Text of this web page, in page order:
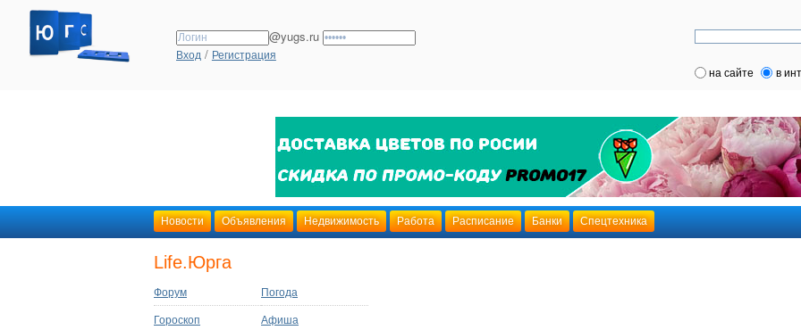
@yugs.ru
Вход / Регистрация
на сайте
в
Новости Объявления Недвижимость Работа Расписание Банки Спецтехника
Life.Юрга
Форум Погода
Гороскоп Афиша